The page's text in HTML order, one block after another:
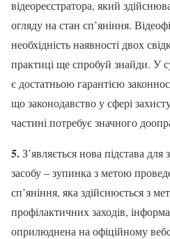
відеореєстратора, який
огляду на стан сп’яніння.
необхідність наявності двох
практиці ще спробуй знайди. У
є достатньою гарантією
що законодавство у сфері
частині потребує значного
5.З’являється нова підстава
засобу – зупинка з метою
сп’яніння, яка здійснюється з
профілактичних заходів,
оприлюднена на офіційному